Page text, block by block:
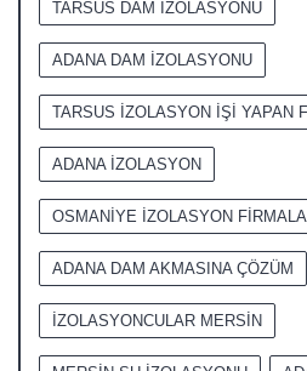
TARSUS DAM İZOLASYONU
ADANA DAM İZOLASYONU
TARSUS İZOLASYON İŞİ YAPAN
ADANA İZOLASYON
OSMANİYE İZOLASYON
ADANA DAM AKMASINA ÇÖZÜM
İZOLASYONCULAR MERSİN